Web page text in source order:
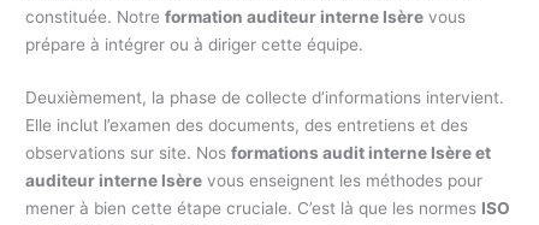
constituée. Notreformation auditeur interne Isère vous
prépare à intégrer ou à diriger cette équipe.
Deuxièmement, la phase de collecte d’informations intervient.
Elle inclut l’examen des documents, des entretiens et des
observations sur site. Nosformations audit interne Isère et
auditeur interne Isère vous enseignent les méthodes pour
mener à bien cette étape cruciale. C’est là que les normes ISO